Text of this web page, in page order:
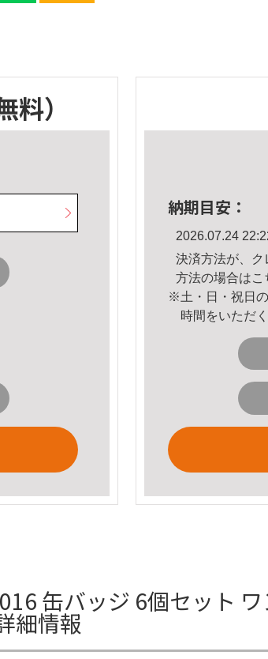
料）
納期目安：
2026.07.24
決済方法が、ク
方法の場合はこ
※土・日・祝日
時間をいただ
缶バッジ 6個セット
細情報